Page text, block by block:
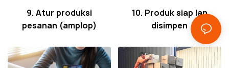
9. Atur produksi
pesanan (amplop)
10. Produk siap lan
disimpen